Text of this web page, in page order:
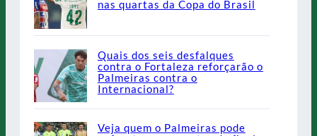
nas quartas da Copa do Brasil
Quais dos seis desfalques
contra o Fortaleza reforçarão o
Palmeiras contra o
Internacional?
Veja quem o Palmeiras pode